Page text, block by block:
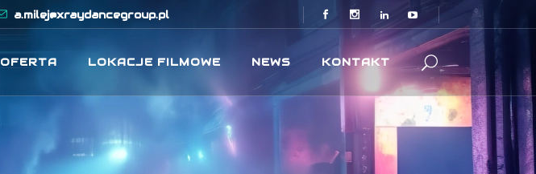
a.milej@xraydancegroup.pl
OFERTA LOKACJE FILMOWE NEWS KONTAKT